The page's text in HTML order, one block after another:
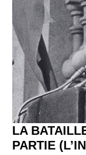
LA
PARTIE